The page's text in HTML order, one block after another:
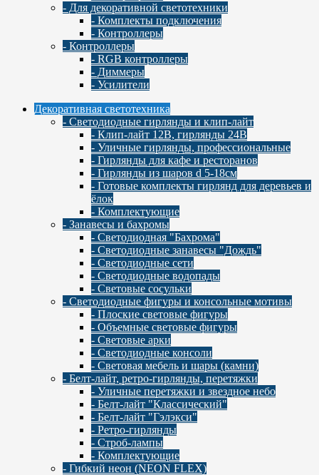
- Для декоративной светотехники
- Комплекты подключения
- Контроллеры
- Контроллеры
- RGB контроллеры
- Диммеры
- Усилители
Декоративная светотехника
- Светодиодные гирлянды и клип-лайт
- Клип-лайт 12В, гирлянды 24В
- Уличные гирлянды, профессиональные
- Гирлянды для кафе и ресторанов
- Гирлянды из шаров d 5-18cм
- Готовые комплекты гирлянд для деревьев и
ёлок
- Комплектующие
- Занавесы и бахромы
- Светодиодная "Бахрома"
- Светодиодные занавесы "Дождь"
- Светодиодные сети
- Светодиодные водопады
- Световые сосульки
- Cветодиодные фигуры и консольные мотивы
- Плоские световые фигуры
- Объемные световые фигуры
- Световые арки
- Светодиодные консоли
- Световая мебель и шары (камни)
- Белт-лайт, ретро-гирлянды, перетяжки
- Уличные перетяжки и звездное небо
- Белт-лайт "Классический"
- Белт-лайт "Гэлэкси"
- Ретро-гирлянды
- Строб-лампы
- Комплектующие
- Гибкий неон (NEON FLEX)